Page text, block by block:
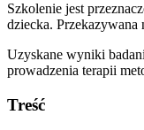
Szkolenie jest
dziecka. Przekazywana
Uzyskane wyniki
prowadzenia terapii
Treść